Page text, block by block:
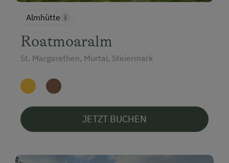
Almhütte
Roatmoaralm
St. Margarethen, Murtal, Steiermark
JETZT BUCHEN